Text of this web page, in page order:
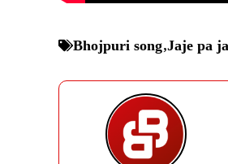
Bhojpuri song,Jaje pa